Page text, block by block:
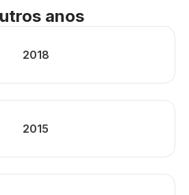
anos
2018
2015